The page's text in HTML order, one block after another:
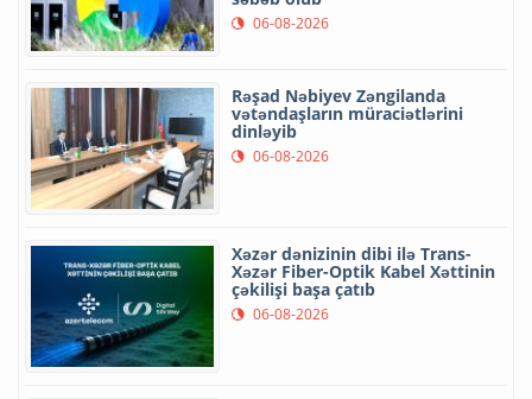
06-08-2026
Rəşad Nəbiyev Zəngilanda
vətəndaşların müraciətlərini
dinləyib
06-08-2026
Xəzər dənizinin dibi ilə Trans-
Xəzər Fiber-Optik Kabel Xəttinin
çəkilişi başa çatıb
06-08-2026